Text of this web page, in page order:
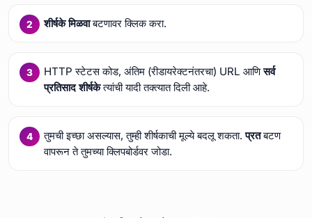
शीर्षके मिळवाबटणावर क्लिक करा.
HTTP स्टेटस कोड, अंतिम (रीडायरेक्टनंतरचा) URL आणिसर्व
प्रतिसाद शीर्षकेत्यांची यादी तक्त्यात दिली आहे.
तुमची इच्छा असल्यास, तुम्ही शीर्षकाची मूल्ये बदलू शकता.प्रतबटण
वापरून ते तुमच्या क्लिपबोर्डवर जोडा.